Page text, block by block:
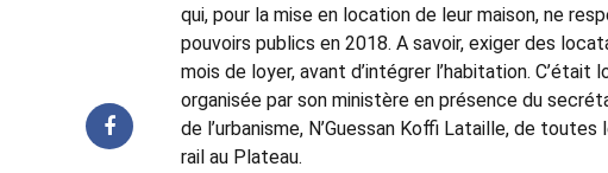
qui, pour la mise en location de leur maison, ne
pouvoirs publics en 2018. A savoir, exiger des
mois de loyer, avant d’intégrer l’habitation.
organisée par son ministère en présence du
de l’urbanisme, N’Guessan Koffi Lataille, de
rail au Plateau.